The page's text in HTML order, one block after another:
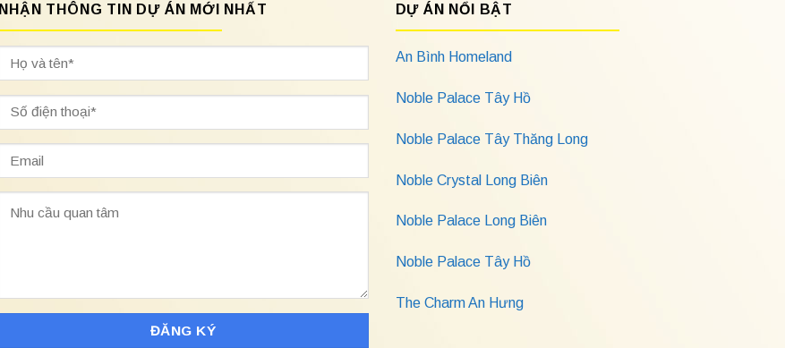
NHẬN THÔNG TIN DỰ ÁN MỚI NHẤT DỰ ÁN NỔI BẬT
An Bình Homeland
Noble Palace Tây Hồ
Noble Palace Tây Thăng Long
Noble Crystal Long Biên
Noble Palace Long Biên
Noble Palace Tây Hồ
The Charm An Hưng